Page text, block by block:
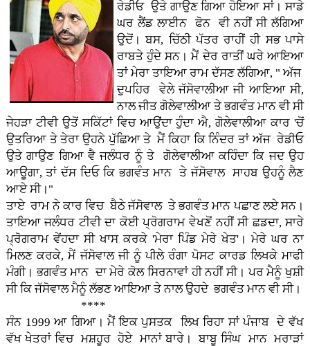
ਰੇਡੀਓ ਉਤੇ ਗਾਉਣ ਗਿਆ ਹੋਇਆ ਸਾਂ। ਸਾਡੇ
ਘਰ ਲੈਂਡ ਲਾਈਨ ਫੋਨ ਵੀ ਨਹੀਂ ਸੀ ਲੱਗਿਆ
ਉਦੋਂ। ਬਸ, ਚਿੱਠੀ ਪੱਤਰ ਰਾਹੀਂ ਹੀ ਸਭ ਪਾਸੇ
ਰਾਬਤੇ ਹੁੰਦੇ ਸਨ। ਮੈਂ ਦੇਰ ਰਾਤੀਂ ਘਰੇ ਆਇਆ
ਤਾਂ ਮੇਰਾ ਤਾਇਆ ਰਾਮ ਦੱਸਣ ਲੱਗਿਆ, " ਅੱਜ
ਦੁਪਹਿਰ ਵੇਲੇ ਜੱਸੋਵਾਲੀਆ ਜੀ ਆਇਆ ਸੀ,
ਨਾਲ ਜੀਤ ਗੋਲੇਵਾਲੀਆ ਤੇ ਭਗਵੰਤ ਮਾਨ ਵੀ ਸੀ
ਜੇਹੜਾ ਟੀਵੀ ਉਤੋਂ ਸਕਿੱਟਾਂ ਵਿਚ ਆਉਂਦਾ ਹੁੰਦਾ ਐ, ਗੋਲੇਵਾਲੀਆ ਕਾਰ 'ਚੋਂ
ਉਤਰਿਆ ਤੇ ਤੇਰਾ ਉਹਨੇ ਪੁੱਛਿਆ ਤੇ ਮੈਂ ਕਿਹਾ ਕਿ ਨਿੰਦਰ ਤਾਂ ਅੱਜ ਰੇਡੀਓ
ਉਤੇ ਗਾਉਣ ਗਿਆ ਵੈ ਜਲੰਧਰ ਨੂੰ ਤੇ ਗੋਲੇਵਾਲੀਆ ਕਹਿੰਦਾ ਕਿ ਜਦ ਉਹ
ਆਊਗਾ, ਤਾਂ ਦੱਸ ਦਿਓ ਕਿ ਭਗਵੰਤ ਮਾਨ ਤੇ ਜੱਸੋਵਾਲ ਸਾਹਬ ਉਹਨੂੰ ਲੈਣ
ਆਏ ਸੀ।"
ਤਾਏ ਰਾਮ ਨੇ ਕਾਰ ਵਿਚ ਬੈਠੇ ਜੱਸੋਵਾਲ ਤੇ ਭਗਵੰਤ ਮਾਨ ਪਛਾਣ ਲਏ ਸਨ।
ਤਾਇਆ ਜਲੰਧਰ ਟੀਵੀ ਦਾ ਕੋਈ ਪ੍ਰੋਗਰਾਮ ਵੇਖਣੋਂ ਨਹੀਂ ਸੀ ਛਡਦਾ, ਸਾਰੇ
ਪ੍ਰੋਗਰਾਮ ਵੇਂਹਦਾ ਸੀ ਖਾਸ ਕਰਕੇ 'ਮੇਰਾ ਪਿੰਡ ਮੇਰੇ ਖੇਤ'। ਮੇਰੇ ਘਰ ਨਾ
ਮਿਲਣ ਕਰਕੇ, ਮੈਂ ਜੱਸੋਵਾਲ ਜੀ ਨੂੰ ਪੀਲੇ ਰੰਗਾ ਪੋਸਟ ਕਾਰਡ ਲਿਖਕੇ ਮਾਫੀ
ਮੰਗੀ। ਭਗਵੰਤ ਮਾਨ ਦਾ ਮੇਰੇ ਕੋਲ ਸਿਰਨਾਵਾਂ ਹੀ ਨਹੀਂ ਸੀ। ਪਰ ਮੈਨੂੰ ਖੁਸ਼ੀ
ਸੀ ਕਿ ਜੱਸੋਵਾਲ ਮੈਨੂੰ ਲੱਭਣ ਆਇਆ ਤੇ ਨਾਲ ਉਹਦੇ ਭਗਵੰਤ ਮਾਨ ਵੀ ਸੀ।
****
ਸੰਨ 1999 ਆ ਗਿਆ। ਮੈਂ ਇਕ ਪੁਸਤਕ ਲਿਖ ਰਿਹਾ ਸਾਂ ਪੰਜਾਬ ਦੇ ਵੱਖ
ਵੱਖ ਖੇਤਰਾਂ ਵਿਚ ਮਸ਼ਹੂਰ ਹੋਏ ਮਾਨਾਂ ਬਾਰੇ। ਬਾਬੂ ਸਿੰਘ ਮਾਨ ਮਰਾੜਾਂ